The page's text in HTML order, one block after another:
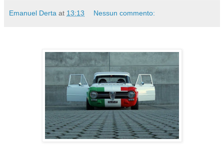
Emanuel Derta at 13:13 Nessun commento: